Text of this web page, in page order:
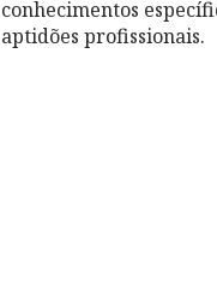
conhecimentos
aptidões profissionais.